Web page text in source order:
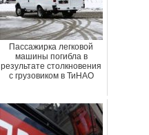
Пассажирка легковой
машины погибла в
результате столкновения
с грузовиком в ТиНАО